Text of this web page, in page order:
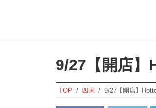
9/27【開店
TOP 四国 9/27【開店】